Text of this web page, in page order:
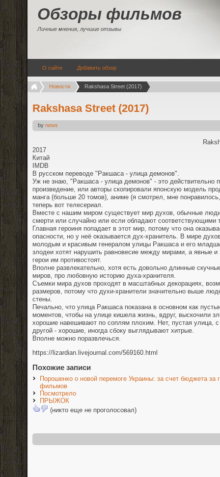
Обзоры фильмов
Личные мнения, лучшие отзывы
О сайте Добавить обзор
Новости Rakshasa Street (2017)
Rakshasa Street (2017)
by news
2017
Китай
IMDB
В русском переводе "Ракшаса - улица демонов".
Уж не знаю, "Ракшаса - улица демонов" - это действительно
произведение, или авторы скопировали японскую модель
манга (больше 20 томов), аниме (я смотрел, мне
теперь вот телесериал.
Вместе с нашим миром существует мир духов, обычные
смерти или случайно или если обладают соответствующими
Главная героиня попадает в этот мир, потому что она
опасности, но у неё оказывается дух-хранитель. В мире
молодым и красивым генералом улицы Ракшаса и его
злодеи хотят нарушить равновесие между мирами, а явные
герои им противостоят.
Вполне развлекательно, хотя есть довольно длинные
миров, про любовную историю духа-хранителя.
Съемки мира духов проходят в масштабных декорациях,
размеров, потому что духи-хранители значительно выше
стены.
Печально, что улица Ракшаса показана в основном как
моментов, чтобы на улице кишела жизнь, вдруг, выскочили
хорошие навешивают по соплям плохим. Нет, пустая улица,
другой - хорошие, иногда сбоку выглядывают хитрые.
Вполне можно поразвлечься.
https://lizardian.livejournal.com/569160.html
Похожие записи
Порошенко о новой перемоге Украины: за счет бюджета за
фильмов
Посмотрело
ПРЫЖОК
(никто еще не проголосовал)